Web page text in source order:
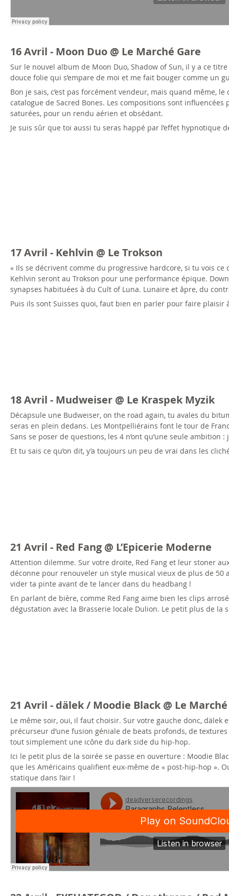
16 Avril - Moon Duo @ Le Marché Gare
Sur le nouvel album de Moon Duo, Shadow of Sun, il y a ce
douce folie qui s’empare de moi et me fait bouger comme un
Bon je sais, c’est pas forcément vendeur, mais quand même,
catalogue de Sacred Bones. Les compositions sont
saturées, pour un rendu aérien et obsédant.
Je suis sûr que toi aussi tu seras happé par l’effet
17 Avril - Kehlvin @ Le Trokson
« Ils se décrivent comme du progressive hardcore, si tu vois ce
Kehlvin seront au Trokson pour une performance épique.
synapses habituées à du Cult of Luna. Lunaire et âpre, du
Puis ils sont Suisses quoi, faut bien en parler pour faire plaisir
18 Avril - Mudweiser @ Le Kraspek Myzik
Décapsule une Budweiser, on the road again, tu avales du
seras en plein dedans. Les Montpelliérains font le tour de
Sans se poser de questions, les 4 n’ont qu’une seule
Et tu sais ce qu’on dit, y’a toujours un peu de vrai dans les
21 Avril - Red Fang @ L’Epicerie Moderne
Attention dilemme. Sur votre droite, Red Fang et leur stoner
déconne pour renouveler un style musical vieux de plus de
vider ta pinte avant de te lancer dans du headbang !
En parlant de bière, comme Red Fang aime bien les clips
dégustation avec la Brasserie locale Dulion. Le petit plus de la
21 Avril - dälek / Moodie Black @ Le
Le même soir, oui, il faut choisir. Sur votre gauche donc,
précurseur d’une fusion géniale de beats profonds, de
tout simplement une icône du dark side du hip-hop.
Ici le petit plus de la soirée se passe en ouverture : Moodie
que les Américains qualifient eux-même de « post-hip-hop ».
statique dans l’air !